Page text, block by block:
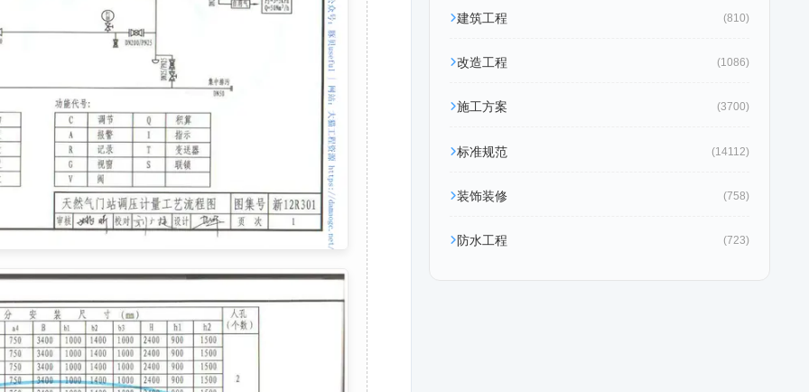
建筑工程 (810)
改造工程 (1086)
施工方案 (3700)
标准规范 (14112)
装饰装修 (758)
防水工程 (723)